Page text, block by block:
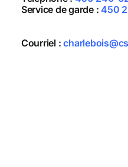
Service de garde :450
Courriel :